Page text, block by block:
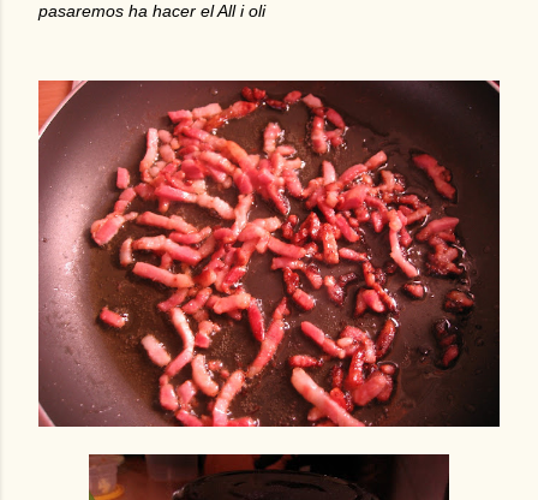
pasaremos ha hacer el All i oli